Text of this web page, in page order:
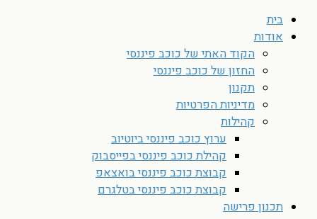
בית
אודות
הקוד האתי של כוכב פיננסי
החזון של כוכב פיננסי
תקנון
מדיניות הפרטיות
קהילות
ערוץ כוכב פיננסי ביוטיוב
קהילת כוכב פיננסי בפייסבוק
קבוצת כוכב פיננסי בואצאפ
קבוצת כוכב פיננסי בטלגרם
תכנון פרישה